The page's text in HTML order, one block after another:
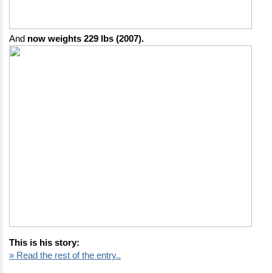
And now weights 229 lbs (2007).
This is his story:
» Read the rest of the entry..